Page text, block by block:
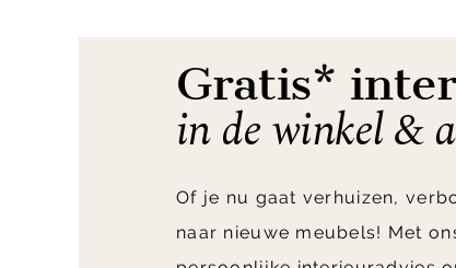
Gratis*
in de winkel &
Of je nu gaat verhuizen,
naar nieuwe meubels! Met